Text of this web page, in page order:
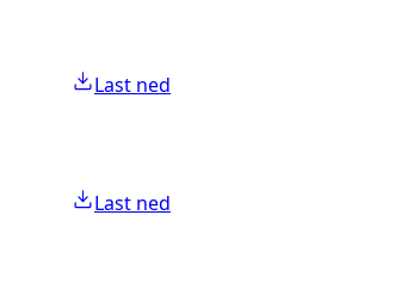
Last ned
Last ned